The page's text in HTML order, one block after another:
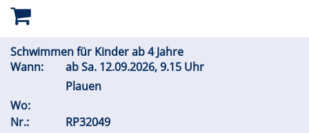
Schwimmen für Kinder ab 4 Jahre
Wann:
abSa. 12.09.2026, 9.15 Uhr
Plauen
Wo:
Nr.:
RP32049